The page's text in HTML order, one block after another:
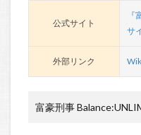
公式サイト
サ
外部リンク
富豪刑事